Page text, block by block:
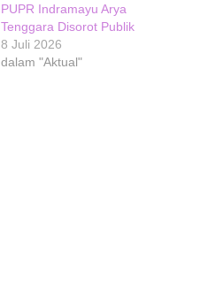
PUPR Indramayu Arya
Tenggara Disorot Publik
8 Juli 2026
dalam "Aktual"